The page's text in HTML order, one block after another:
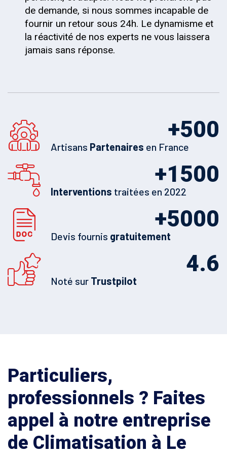
de demande, si nous sommes incapable de
fournir un retour sous 24h. Le dynamisme et
la réactivité de nos experts ne vous laissera
jamais sans réponse.
500
+
Artisans Partenaires en France
1500
+
Interventions traitées en 2022
5000
+
Devis fournis gratuitement
4.6
Noté sur Trustpilot
Particuliers,
professionnels ? Faites
appel à notre entreprise
de Climatisation à Le